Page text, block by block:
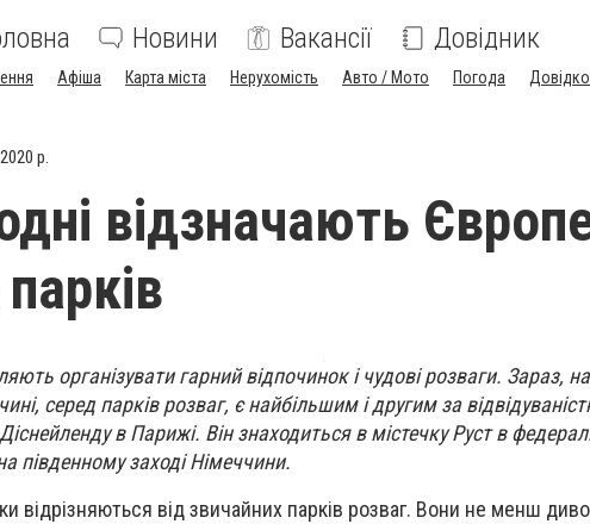
Новини Вакансії Довідник
Афіша Карта міста Нерухомість Авто / Мото Погода
р.
відзначають
організувати гарний відпочинок і чудові розваги. Зараз,
серед парків розваг, є найбільшим і другим за
в Парижі. Він знаходиться в містечку Руст в
південному заході Німеччини.
відрізняються від звичайних парків розваг. Вони не менш